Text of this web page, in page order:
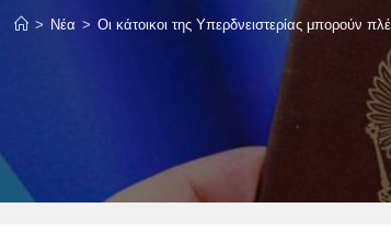
> Νέα > Οι κάτοικοι της Υπερδνειστερίας μπορούν